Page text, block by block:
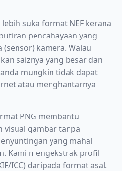
suka format NEF kerana
pencahayaan yang
kamera. Walau
saiznya yang besar dan
mungkin tidak dapat
atau menghantarnya
PNG membantu
visual gambar tanpa
yang mahal
Kami mengekstrak profil
ICC) daripada format asal.